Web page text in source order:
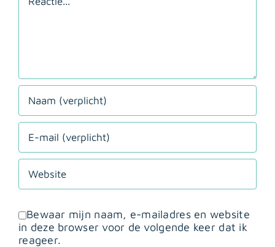
Bewaar mijn naam, e-mailadres en website
in deze browser voor de volgende keer dat ik
reageer.